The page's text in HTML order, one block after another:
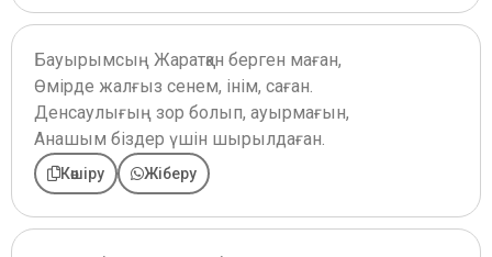
Бауырымсың Жаратқан берген маған,
Өмірде жалғыз сенем, інім, саған.
Денсаулығың зор болып, ауырмағын,
Анашым біздер үшін шырылдаған.
Көшіру Жіберу